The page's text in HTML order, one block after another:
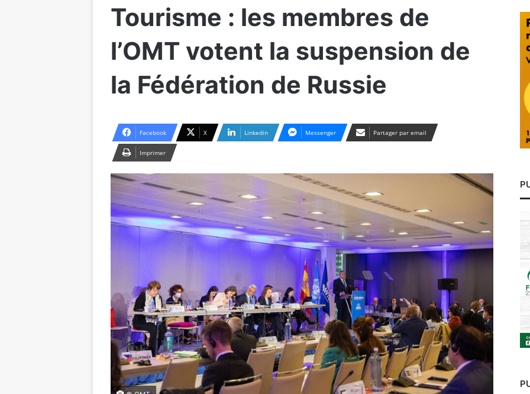
Tourisme : les membres de
l’OMT votent la suspension de
la Fédération de Russie
Facebook X Linkedin Messenger Partager par email
Imprimer